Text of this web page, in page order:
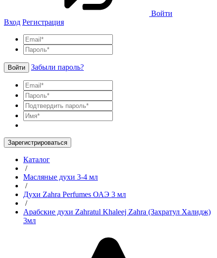
Войти
Вход Регистрация
Войти Забыли пароль?
Зарегистрироваться
Каталог
/
Масляные духи 3-4 мл
/
Духи Zahra Perfumes ОАЭ 3 мл
/
Арабские духи Zahratul Khaleej Zahra (Захратул Халидж)
3мл